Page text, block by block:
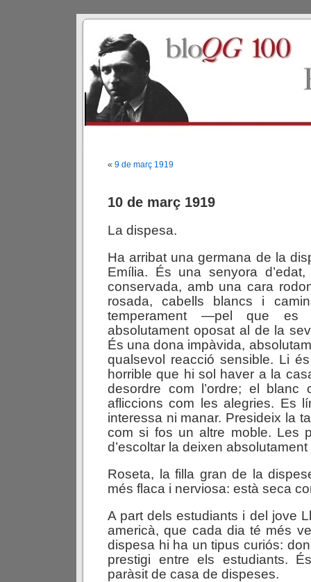
« 9 de març 1919
10 de març 1919
La dispesa.
Ha arribat una germana de la
Emília. És una senyora
conservada, amb una cara
rosada, cabells blancs i
temperament —pel que
absolutament oposat al de la
És una dona impàvida,
qualsevol reacció sensible. Li
horrible que hi sol haver a la
desordre com l’ordre; el blanc
afliccions com les alegries. Es
interessa ni manar. Presideix la
com si fos un altre moble. Les
d’escoltar la deixen
Roseta, la filla gran de la
més flaca i nerviosa: està seca
A part dels estudiants i del jove
americà, que cada dia té més
dispesa hi ha un tipus curiós:
prestigi entre els estudiants.
paràsit de casa de dispeses.